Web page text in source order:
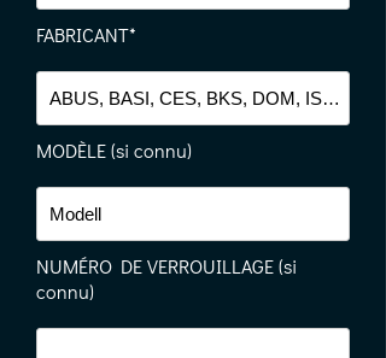
FABRICANT*
MODÈLE (si connu)
NUMÉRO DE VERROUILLAGE (si
connu)